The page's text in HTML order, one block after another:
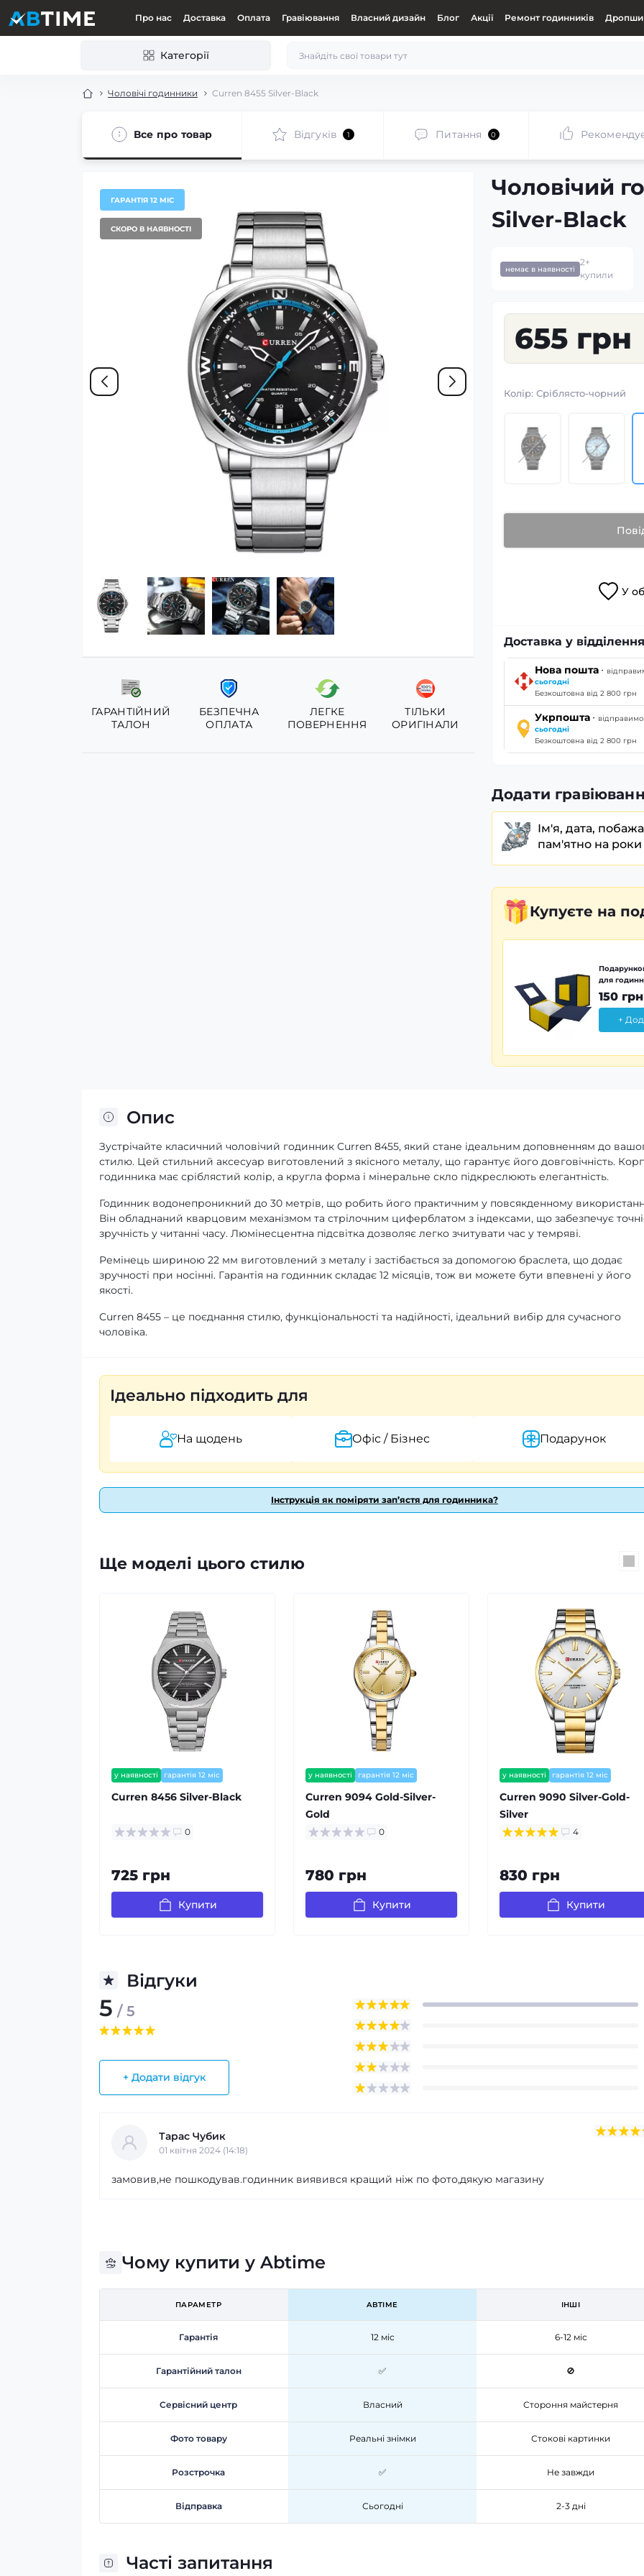
Про нас Доставка Оплата Гравіювання Власний дизайн Блог Акції Ремонт годинників
Категорії
Чоловічі годинники Curren 8455 Silver-Black
Все про товар Відгуків 1 Питання 0
ГАРАНТІЯ 12 МІС
СКОРО В НАЯВНОСТІ
ГАРАНТІЙНИЙ
ТАЛОН
БЕЗПЕЧНА
ОПЛАТА
ЛЕГКЕ
ПОВЕРНЕННЯ
ТІЛЬКИ
ОРИГІНАЛИ
Чоловічий
Silver-Black
немає в наявності
2+
купили
655 грн
Колір: Сріблясто-чорний
У
Доставка у
Нова пошта ·
сьогодні
Безкоштовна від 2 800 грн
Укрпошта · відправимо
сьогодні
Безкоштовна від 2 800 грн
Додати
Ім'я, дата,
пам'ятно на роки
Купуєте на
для
150 грн
+
Опис
Зустрічайте класичний чоловічий годинник Curren 8455, який стане ідеальним доповненням до
стилю. Цей стильний аксесуар виготовлений з якісного металу, що гарантує його довговічність.
годинника має сріблястий колір, а кругла форма і мінеральне скло підкреслюють елегантність.
Годинник водонепроникний до 30 метрів, що робить його практичним у повсякденному
Він обладнаний кварцовим механізмом та стрілочним циферблатом з індексами, що забезпечує
зручність у читанні часу. Люмінесцентна підсвітка дозволяє легко зчитувати час у темряві.
Ремінець шириною 22 мм виготовлений з металу і застібається за допомогою браслета, що додає
зручності при носінні. Гарантія на годинник складає 12 місяців, тож ви можете бути впевнені у його
якості.
Curren 8455 – це поєднання стилю, функціональності та надійності, ідеальний вибір для сучасного
чоловіка.
Ідеально підходить для
На щодень Офіс / Бізнес Подарунок
Інструкція як поміряти зап’ястя для годинника?
Ще моделі цього стилю
у наявності гарантія 12 міс
Сurren 8456 Silver-Black
0
725 грн
Купити
у наявності гарантія 12 міс
Сurren 9094 Gold-Silver-
Gold
0
780 грн
Купити
у наявності
гарантія 12 міс
Curren 9090 Silver-Gold-
Silver
4
830 грн
Купити
Відгуки
5 / 5
+ Додати відгук
Тарас Чубик
01 квітня 2024 (14:18)
замовив,не пошкодував.годинник виявився кращий ніж по фото,дякую магазину
Чому купити у Abtime
ПАРАМЕТР ABTIME ІНШІ
Гарантія 12 міс 6-12 міс
Гарантійний талон ✅ 🚫
Сервісний центр Власний Стороння майстерня
Фото товару Реальні знімки Стокові картинки
Розстрочка ✅ Не завжди
Відправка Сьогодні 2-3 дні
Часті запитання